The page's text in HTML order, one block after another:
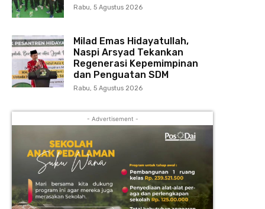
Rabu, 5 Agustus 2026
Milad Emas Hidayatullah,
Naspi Arsyad Tekankan
Regenerasi Kepemimpinan
dan Penguatan SDM
Rabu, 5 Agustus 2026
- Advertisement -